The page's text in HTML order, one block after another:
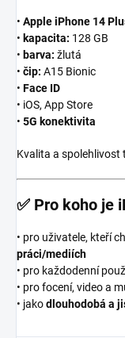
• Apple iPhone 14
• kapacita: 128 GB
• barva: žlutá
• čip: A15 Bionic
• Face ID
• iOS, App Store
• 5G konektivita
Kvalita a spolehlivost
✅ Pro koho je
• pro uživatele, kteří
práci/mediích
• pro každodenní
• pro focení, video a
• jakodlouhodobá a